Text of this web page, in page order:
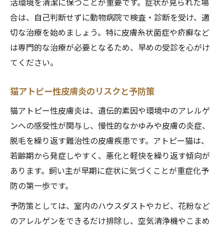
活環境を清潔に保つことが重要です。症状が見られた場
合は、自己判断せずに動物病院で検査・診断を受け、適
切な治療を始めましょう。特に皮膚糸状菌症や疥癬など
は専門的な治療が必要となるため、早めの受診を心がけ
てください。
猫アトピー性皮膚炎のリスクと予防策
猫アトピー性皮膚炎は、遺伝的素因や環境中のアレルゲ
ンへの感受性が関与し、慢性的なかゆみや皮膚の炎症、
脱毛を繰り返す難治性の皮膚疾患です。アトピー猫は、
若齢期から発症しやすく、悪化と軽快を繰り返す傾向が
あります。飼い主が早期に症状に気づくことが重症化予
防の第一歩です。
予防策としては、室内のハウスダストやカビ、花粉など
のアレルゲンをできるだけ排除し、空気清浄機やこまめ